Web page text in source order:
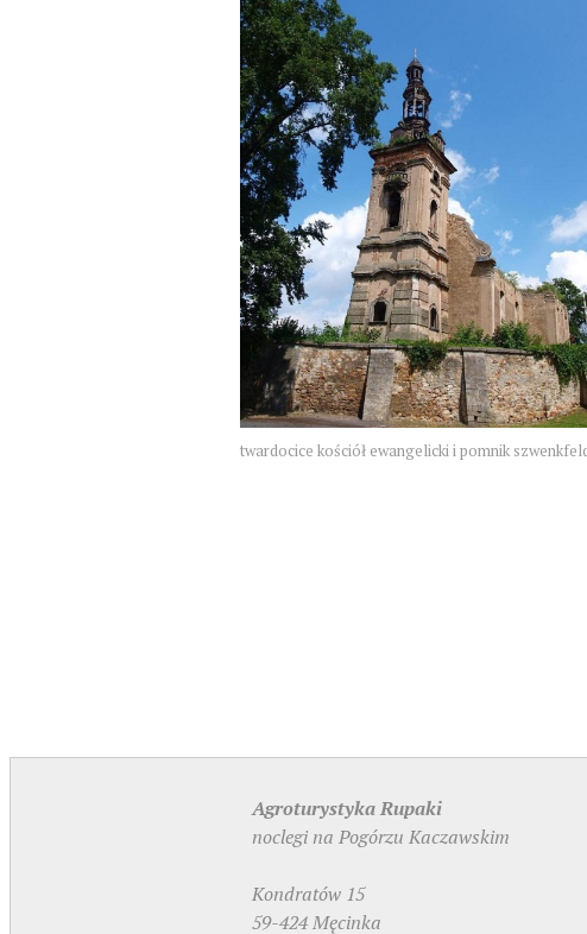
twardocice kościół ewangelicki i pomnik
Agroturystyka Rupaki
noclegi na Pogórzu Kaczawskim
Kondratów 15
59-424 Męcinka